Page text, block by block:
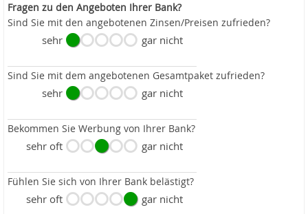
Fragen zu den Angeboten Ihrer Bank?
Sind Sie mit den angebotenen Zinsen/Preisen zufrieden?
sehr gar nicht
Sind Sie mit dem angebotenen Gesamtpaket zufrieden?
sehr gar nicht
Bekommen Sie Werbung von Ihrer Bank?
sehr oft gar nicht
Fühlen Sie sich von Ihrer Bank belästigt?
sehr oft gar nicht